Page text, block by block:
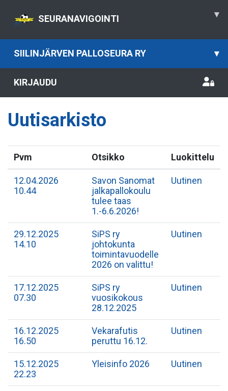
SEURANAVIGOINTI ▾
SIILINJÄRVEN PALLOSEURA RY ▾
KIRJAUDU
Uutisarkisto
Pvm Otsikko Luokittelu
12.04.2026
10.44
Savon Sanomat
jalkapallokoulu
tulee taas
1.-6.6.2026!
Uutinen
29.12.2025
14.10
SiPS ry
johtokunta
toimintavuodelle
2026 on valittu!
Uutinen
17.12.2025
07.30
SiPS ry
vuosikokous
28.12.2025
Uutinen
16.12.2025
16.50
Vekarafutis
peruttu 16.12.
Uutinen
15.12.2025
22.23
Yleisinfo 2026 Uutinen